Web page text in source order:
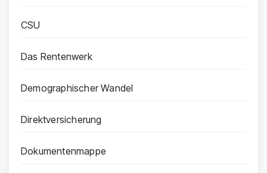
CSU
Das Rentenwerk
Demographischer Wandel
Direktversicherung
Dokumentenmappe